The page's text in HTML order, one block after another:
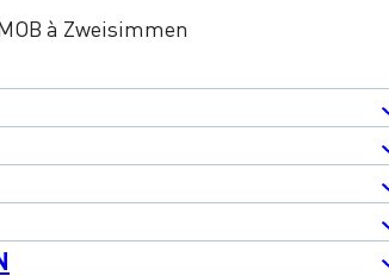
à Zweisimmen